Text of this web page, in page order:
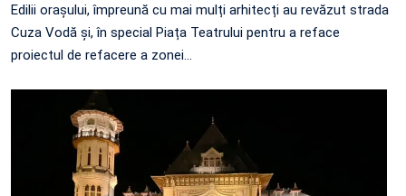
Edilii orașului, împreună cu mai mulți arhitecți au revăzut strada
Cuza Vodă și, în special Piața Teatrului pentru a reface
proiectul de refacere a zonei…